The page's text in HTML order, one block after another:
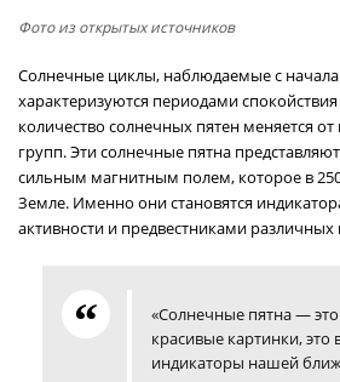
Фото из открытых источников
Солнечные циклы, наблюдаемые с начала
характеризуются периодами спокойствия
количество солнечных пятен меняется
групп. Эти солнечные пятна
сильным магнитным полем, которое в
Земле. Именно они становятся
активности и предвестниками
«Солнечные пятна —
красивые картинки, это
индикаторы нашей